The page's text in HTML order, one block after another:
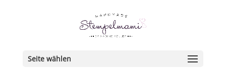
Seite wählen